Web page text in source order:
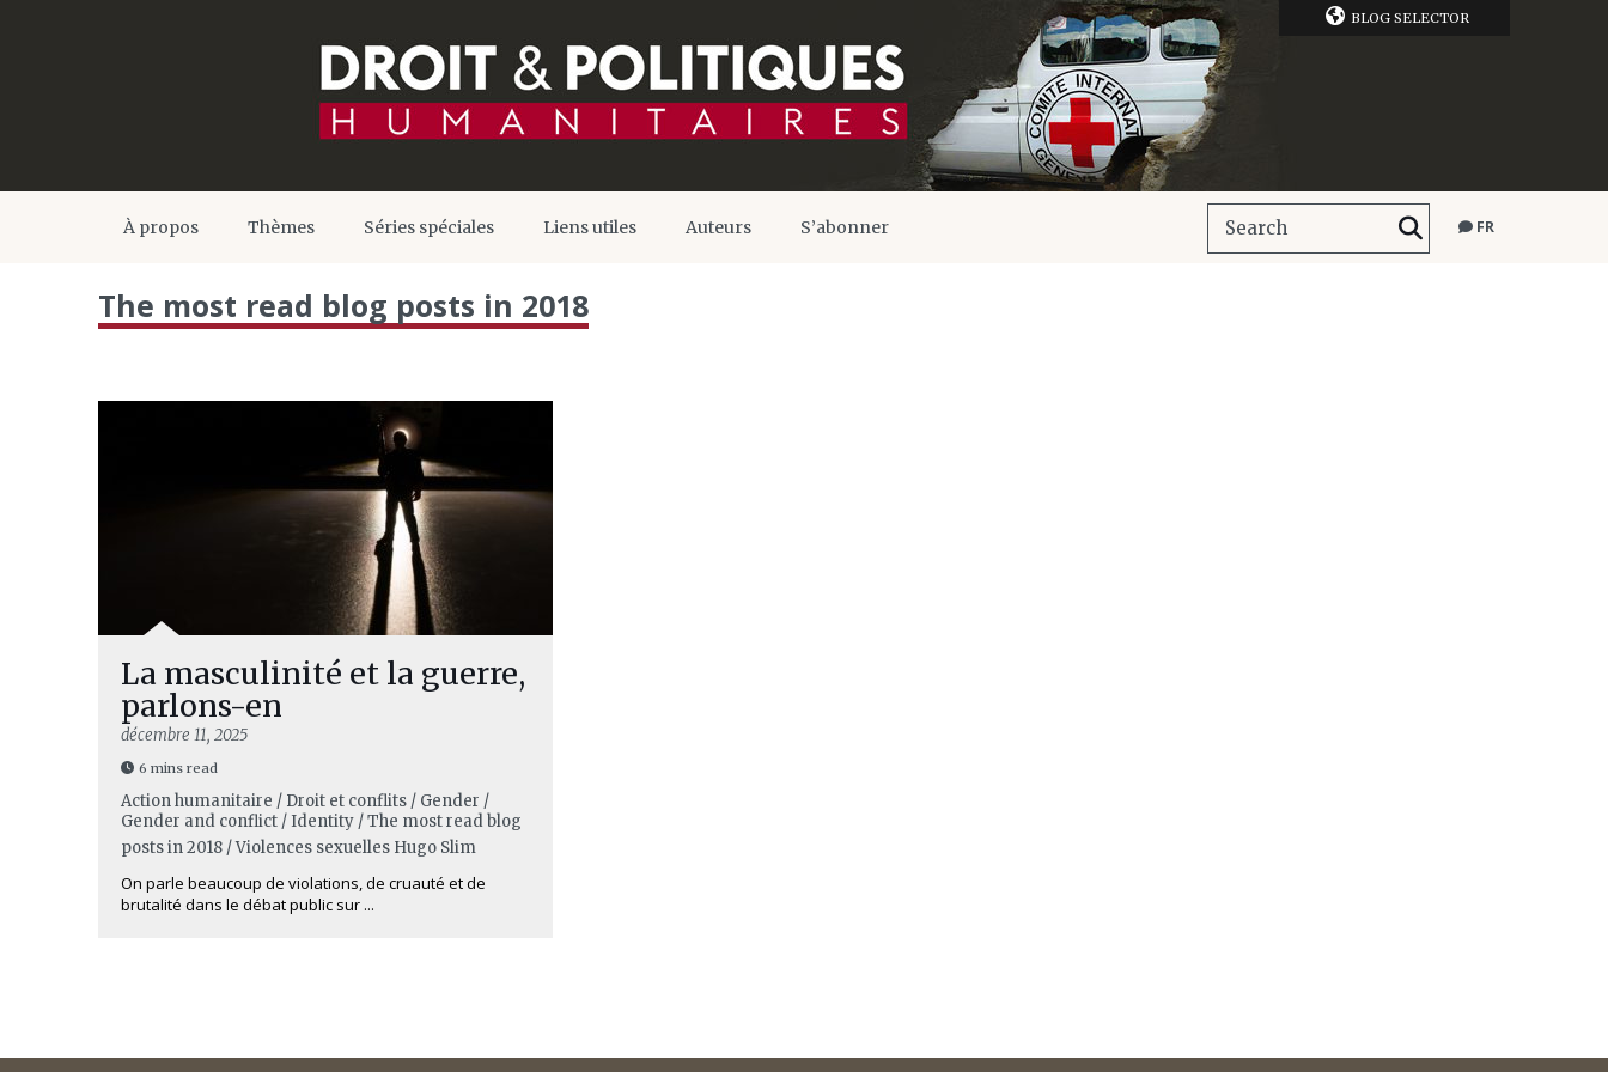
BLOG SELECTOR
À propos Thèmes Séries spéciales Liens utiles Auteurs S’abonner FR
The most read blog posts in 2018
La masculinité et la guerre,
parlons-en
décembre 11, 2025
6 mins read
Action humanitaire / Droit et conflits / Gender /
Gender and conflict / Identity / The most read blog
posts in 2018 / Violences sexuelles Hugo Slim
On parle beaucoup de violations, de cruauté et de
brutalité dans le débat public sur ...